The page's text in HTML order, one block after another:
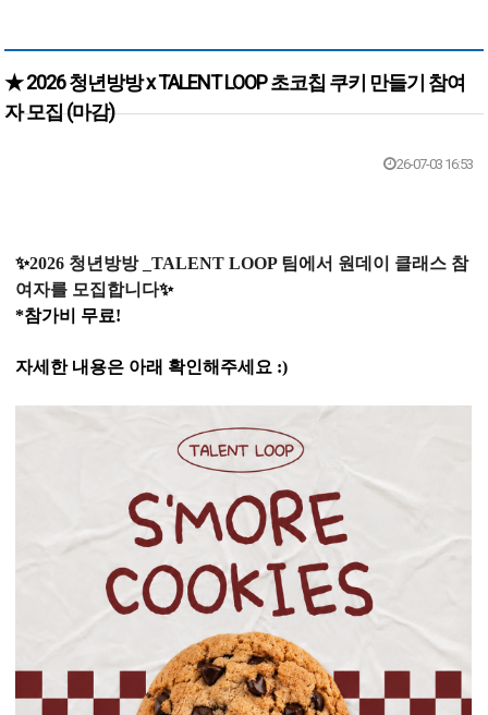
★ 2026 청년방방 x TALENT LOOP 초코칩 쿠키 만들기 참여
자 모집 (마감)
26-07-03 16:53
본문
✨2026 청년방방 _TALENT LOOP 팀에서 원데이 클래스 참
여자를 모집합니다✨
*참가비 무료!
자세한 내용은 아래 확인해주세요 :)